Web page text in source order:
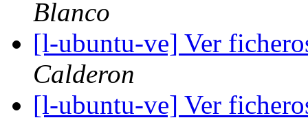
Blanco
[l-ubuntu-ve] Ver
Calderon
[l-ubuntu-ve] Ver